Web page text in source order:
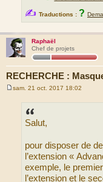
✍ Traductions : ?
Raphaël
Chef de projets
RECHERCHE :
sam. 21 oct. 2017 18:02
Salut,
pour disposer de
l’extension «
exemple, le
l’extension et le